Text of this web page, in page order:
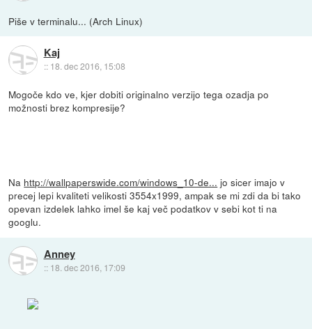
Piše v terminalu... (Arch Linux)
Kaj
:: 18. dec 2016, 15:08
Mogoče kdo ve, kjer dobiti originalno verzijo tega ozadja po
možnosti brez kompresije?
Na http://wallpaperswide.com/windows_10-de... jo sicer imajo v
precej lepi kvaliteti velikosti 3554x1999, ampak se mi zdi da bi tako
opevan izdelek lahko imel še kaj več podatkov v sebi kot ti na
googlu.
Anney
:: 18. dec 2016, 17:09